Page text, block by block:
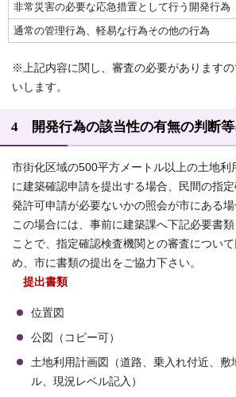
非常災害の必要な応急措置として行う開発行為
通常の管理行為、軽易な行為その他の行為
※上記内容に関し、審査の必要があります
いします。
4 開発行為の該当性の有無の判断等
市街化区域の500平方メートル以上の土地利
に建築確認申請を提出する場合、民間の指
発許可申請が必要ないかの照会が市にある場
この場合には、事前に建築課へ下記必要書類
ことで、指定確認検査機関との審査につい
め、市に書類の提出をご協力下さい。
提出書類
位置図
公図（コピー可）
土地利用計画図（道路、乗入れ付近、敷
ル、現況レベル記入）